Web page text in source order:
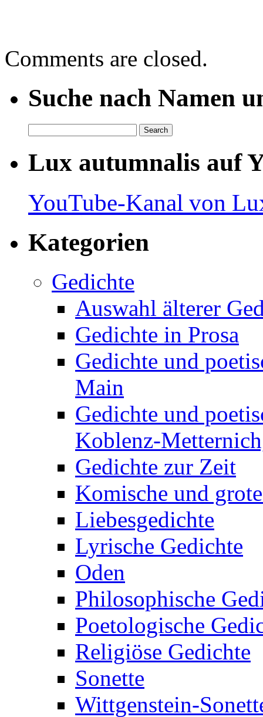
Comments are closed.
Suche nach Namen
Lux autumnalis auf
YouTube-Kanal von
Kategorien
Gedichte
Auswahl älterer
Gedichte in Prosa
Gedichte und
Main
Gedichte und
Koblenz-
Gedichte zur Zeit
Komische und
Liebesgedichte
Lyrische Gedichte
Oden
Philosophische
Poetologische
Religiöse Gedichte
Sonette
Wittgenstein-